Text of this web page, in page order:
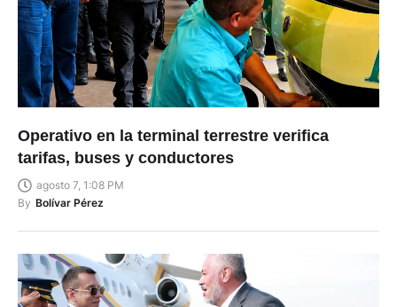
Operativo en la terminal terrestre verifica
tarifas, buses y conductores
agosto 7, 1:08 PM
By Bolívar Pérez